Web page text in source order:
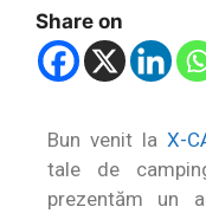
Share on
Bun venit la X-
tale de
prezentăm un